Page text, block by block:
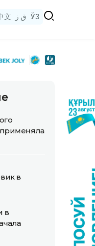
文 ق ز ЎЗ
применяла
в
в